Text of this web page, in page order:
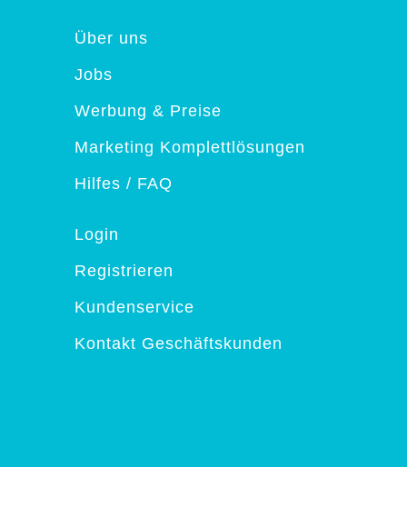
Über uns
Jobs
Werbung & Preise
Marketing Komplettlösungen
Hilfes / FAQ
Login
Registrieren
Kundenservice
Kontakt Geschäftskunden